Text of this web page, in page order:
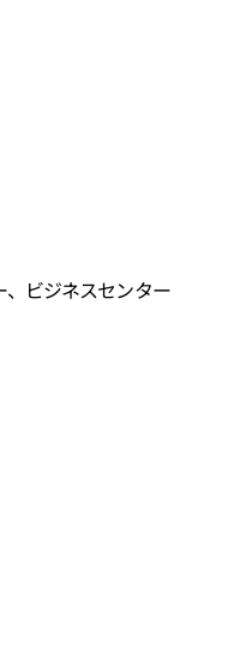
ビジネスセンター